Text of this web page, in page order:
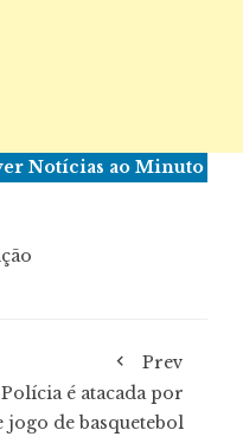
Notícias ao Minuto
Prev
é atacada por
de basquetebol